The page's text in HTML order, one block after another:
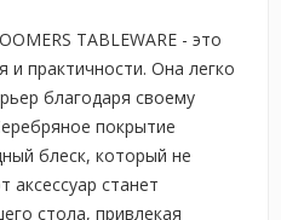
TABLEWARE - это
и практичности. Она легко
благодаря своему
покрытие
блеск, который не
аксессуар станет
стола, привлекая